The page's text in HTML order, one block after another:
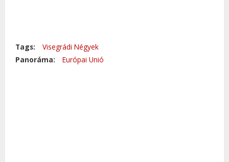
Tags:
Visegrádi Négyek
Panoráma:
Európai Unió